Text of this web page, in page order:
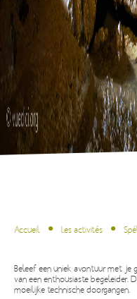
Accueil Les activités
Beleef een uniek avontuur met je
van een enthousiaste begeleider.
moeilijke technische doorgangen.